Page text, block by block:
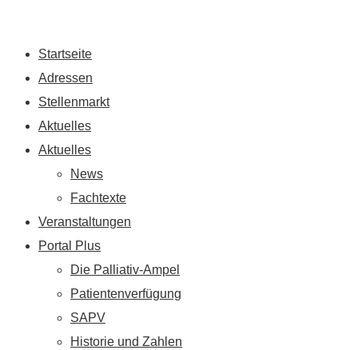
Startseite
Adressen
Stellenmarkt
Aktuelles
Aktuelles
News
Fachtexte
Veranstaltungen
Portal Plus
Die Palliativ-Ampel
Patientenverfügung
SAPV
Historie und Zahlen